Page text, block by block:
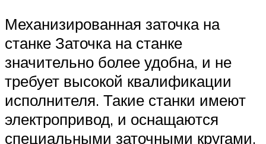
Механизированная заточка на
станке Заточка на станке
значительно более удобна, и не
требует высокой квалификации
исполнителя. Такие станки имеют
электропривод, и оснащаются
специальными заточными кругами.